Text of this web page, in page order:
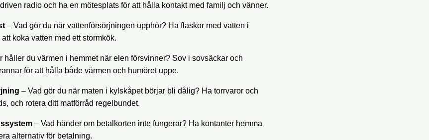
radio och ha en mötesplats för att hålla kontakt med familj och vänner.
– Vad gör du när vattenförsörjningen upphör? Ha flaskor med vatten i
koka vatten med ett stormkök.
håller du värmen i hemmet när elen försvinner? Sov i sovsäckar och
för att hålla både värmen och humöret uppe.
– Vad gör du när maten i kylskåpet börjar bli dålig? Ha torrvaror och
och rotera ditt matförråd regelbundet.
– Vad händer om betalkorten inte fungerar? Ha kontanter hemma
alternativ för betalning.